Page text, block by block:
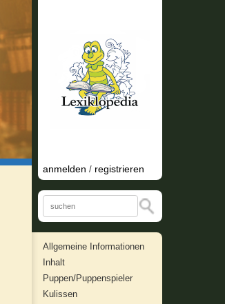
anmelden / registrieren
Allgemeine Informationen
Inhalt
Puppen/Puppenspieler
Kulissen